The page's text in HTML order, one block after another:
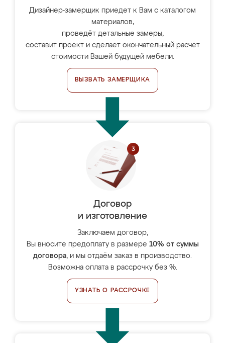
Дизайнер-замерщик приедет к Вам с каталогом
материалов,
проведёт детальные замеры,
составит проект и сделает окончательный расчёт
стоимости Вашей будущей мебели.
ВЫЗВАТЬ ЗАМЕРЩИКА
Договор
и изготовление
Заключаем договор,
Вы вносите предоплату в размере 10% от суммы
договора, и мы отдаём заказ в производство.
Возможна оплата в рассрочку без %.
УЗНАТЬ О РАССРОЧКЕ